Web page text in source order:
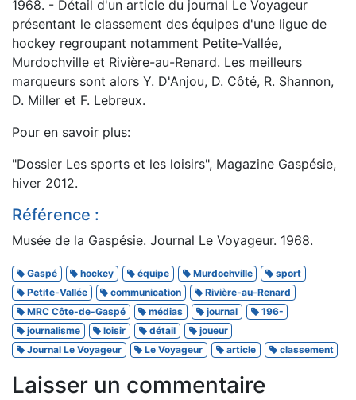
1968. - Détail d'un article du journal Le Voyageur
présentant le classement des équipes d'une ligue de
hockey regroupant notamment Petite-Vallée,
Murdochville et Rivière-au-Renard. Les meilleurs
marqueurs sont alors Y. D'Anjou, D. Côté, R. Shannon,
D. Miller et F. Lebreux.
Pour en savoir plus:
"Dossier Les sports et les loisirs", Magazine Gaspésie,
hiver 2012.
Référence :
Musée de la Gaspésie. Journal Le Voyageur. 1968.
Gaspé hockey équipe Murdochville
sport
Petite-Vallée
communication
Rivière-au-Renard
MRC Côte-de-Gaspé
médias journal
196-
journalisme
loisir détail
joueur
Journal Le Voyageur
Le Voyageur article classement
Laisser un commentaire